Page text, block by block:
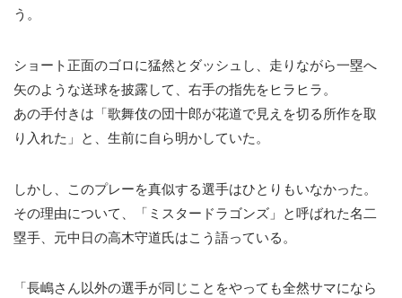
う。
ショート正面のゴロに猛然とダッシュし、走りながら一塁へ
矢のような送球を披露して、右手の指先をヒラヒラ。
あの手付きは「歌舞伎の団十郎が花道で見えを切る所作を取
り入れた」と、生前に自ら明かしていた。
しかし、このプレーを真似する選手はひとりもいなかった。
その理由について、「ミスタードラゴンズ」と呼ばれた名二
塁手、元中日の高木守道氏はこう語っている。
「長嶋さん以外の選手が同じことをやっても全然サマになら